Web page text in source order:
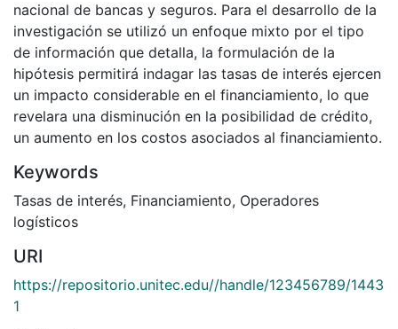
nacional de bancas y seguros. Para el desarrollo de la
investigación se utilizó un enfoque mixto por el tipo
de información que detalla, la formulación de la
hipótesis permitirá indagar las tasas de interés ejercen
un impacto considerable en el financiamiento, lo que
revelara una disminución en la posibilidad de crédito,
un aumento en los costos asociados al financiamiento.
Keywords
Tasas de interés, Financiamiento, Operadores
logísticos
URI
https://repositorio.unitec.edu//handle/123456789/1443
1